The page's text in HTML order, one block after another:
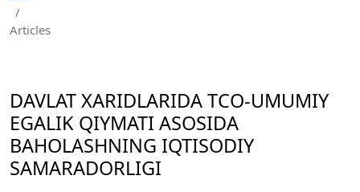
/
Articles
DAVLAT XARIDLARIDA TCO-UMUMIY
EGALIK QIYMATI ASOSIDA
BAHOLASHNING IQTISODIY
SAMARADORLIGI